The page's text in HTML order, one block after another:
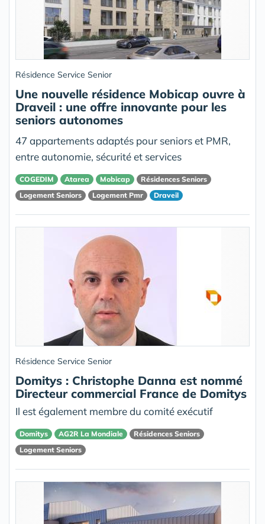
Résidence Service Senior
Une nouvelle résidence Mobicap ouvre à
Draveil : une offre innovante pour les
seniors autonomes
47 appartements adaptés pour seniors et PMR,
entre autonomie, sécurité et services
COGEDIM Atarea Mobicap
Résidences Seniors
Logement Seniors
Logement Pmr Draveil
Résidence Service Senior
Domitys : Christophe Danna est nommé
Directeur commercial France de Domitys
Il est également membre du comité exécutif
Domitys AG2R La Mondiale
Résidences Seniors
Logement Seniors